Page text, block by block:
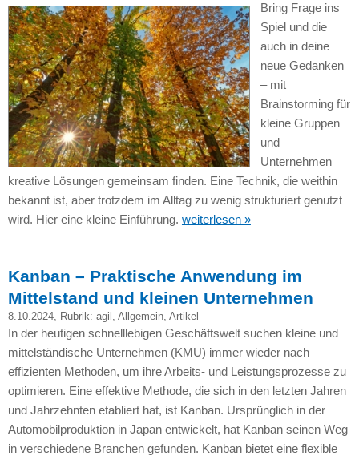
Bring Frage ins
Spiel und die
auch in deine
neue Gedanken
– mit
Brainstorming für
kleine Gruppen
und
Unternehmen
kreative Lösungen gemeinsam finden. Eine Technik, die weithin
bekannt ist, aber trotzdem im Alltag zu wenig strukturiert genutzt
wird. Hier eine kleine Einführung. weiterlesen »
Kanban – Praktische Anwendung im
Mittelstand und kleinen Unternehmen
8.10.2024, Rubrik: agil Allgemein, Artikel
In der heutigen schnelllebigen Geschäftswelt suchen kleine und
mittelständische Unternehmen (KMU) immer wieder nach
effizienten Methoden, um ihre Arbeits- und Leistungsprozesse zu
optimieren. Eine effektive Methode, die sich in den letzten Jahren
und Jahrzehnten etabliert hat, ist Kanban. Ursprünglich in der
Automobilproduktion in Japan entwickelt, hat Kanban seinen Weg
in verschiedene Branchen gefunden. Kanban bietet eine flexible